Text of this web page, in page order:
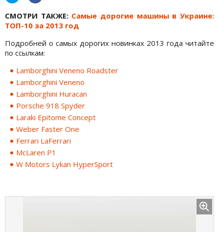
СМОТРИ ТАКЖЕ: Самые дорогие машины в Украине:
ТОП-10 за 2013 год
Подробней о самых дорогих новинках 2013 года читайте
по ссылкам:
Lamborghini Veneno Roadster
Lamborghini Veneno
Lamborghini Huracan
Porsche 918 Spyder
Laraki Epitome Concept
Weber Faster One
Ferrari LaFerrari
McLaren P1
W Motors Lykan HyperSport